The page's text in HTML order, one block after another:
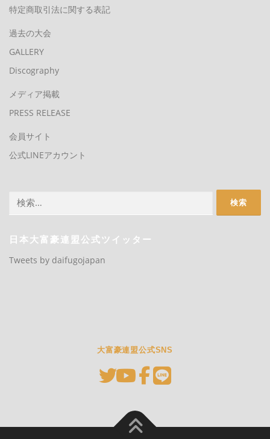
特定商取引法に関する表記
過去の大会
GALLERY
Discography
メディア掲載
PRESS RELEASE
会員サイト
公式LINEアカウント
索:
日本大富豪連盟公式ツイッター
Tweets by daifugojapan
大富豪連盟公式SNS